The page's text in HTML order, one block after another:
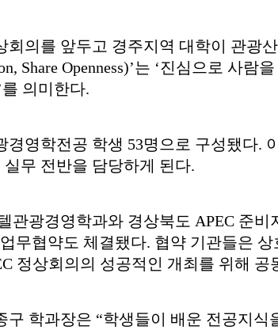
회의를 앞두고 경주지역 대학이 관광
Share Openness)’는 ‘진심으로 사
의미한다.
영학전공 학생 53명으로 구성됐다.
무 전반을 담당하게 된다.
관광경영학과와 경상북도 APEC 준
무협약도 체결됐다. 협약 기관들은
정상회의의 성공적인 개최를 위해
학과장은 “학생들이 배운 전공지식